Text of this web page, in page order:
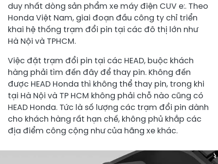
duy nhất dòng sản phẩm xe máy điện CUV e:. Theo
Honda Việt Nam, giai đoạn đầu công ty chỉ triển
khai hệ thống trạm đổi pin tại các đô thị lớn như
Hà Nội và TPHCM.
Việc đặt trạm đổi pin tại các HEAD, buộc khách
hàng phải tìm đến đây để thay pin. Không đến
được HEAD Honda thì không thể thay pin, trong khi
tại Hà Nội và TP HCM không phải chỗ nào cũng có
HEAD Honda. Tức là số lượng các trạm đổi pin dành
cho khách hàng rất hạn chế, không phủ khắp các
địa điểm công cộng như của hãng xe khác.